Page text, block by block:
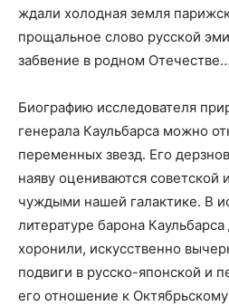
ждали холодная земля
прощальное слово русской
забвение в родном Отечестве…
Биографию исследователя
генерала Каульбарса можно
переменных звезд. Его
наяву оцениваются советской
чуждыми нашей галактике. В
литературе барона
хоронили, искусственно
подвиги в русско-японской и
его отношение к